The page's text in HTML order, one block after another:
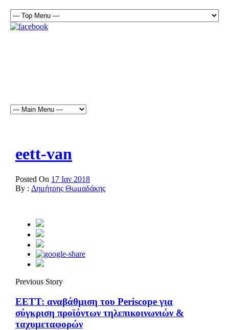
eett-van
Posted On 17 Ιαν 2018
By : Δημήτρης Θωμαδάκης
Previous Story
ΕΕΤΤ: αναβάθμιση του Periscope για
σύγκριση προϊόντων τηλεπικοινωνιών &
ταχυμεταφορών